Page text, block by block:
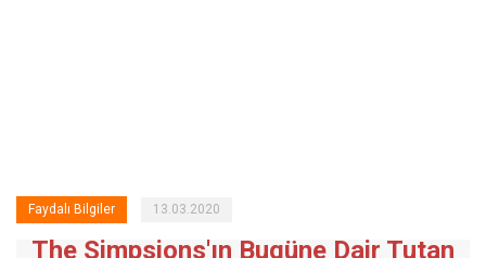
Faydalı Bilgiler 13.03.2020
The Simpsions'ın Bugüne Dair Tutan